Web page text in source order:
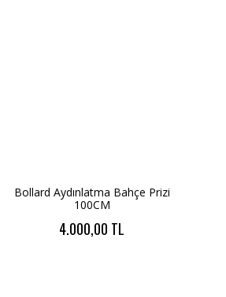
Bollard Aydınlatma Bahçe Prizi
100CM
4.000,00 TL